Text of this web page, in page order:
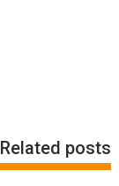
Related posts